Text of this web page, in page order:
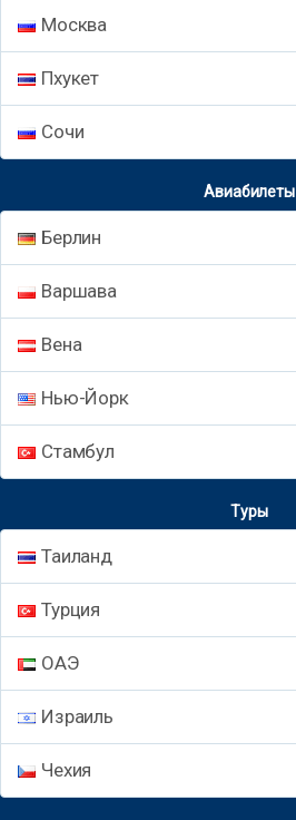
Москва
Пхукет
Сочи
Авиабилеты
Берлин
Варшава
Вена
Нью-Йорк
Стамбул
Туры
Таиланд
Турция
ОАЭ
Израиль
Чехия